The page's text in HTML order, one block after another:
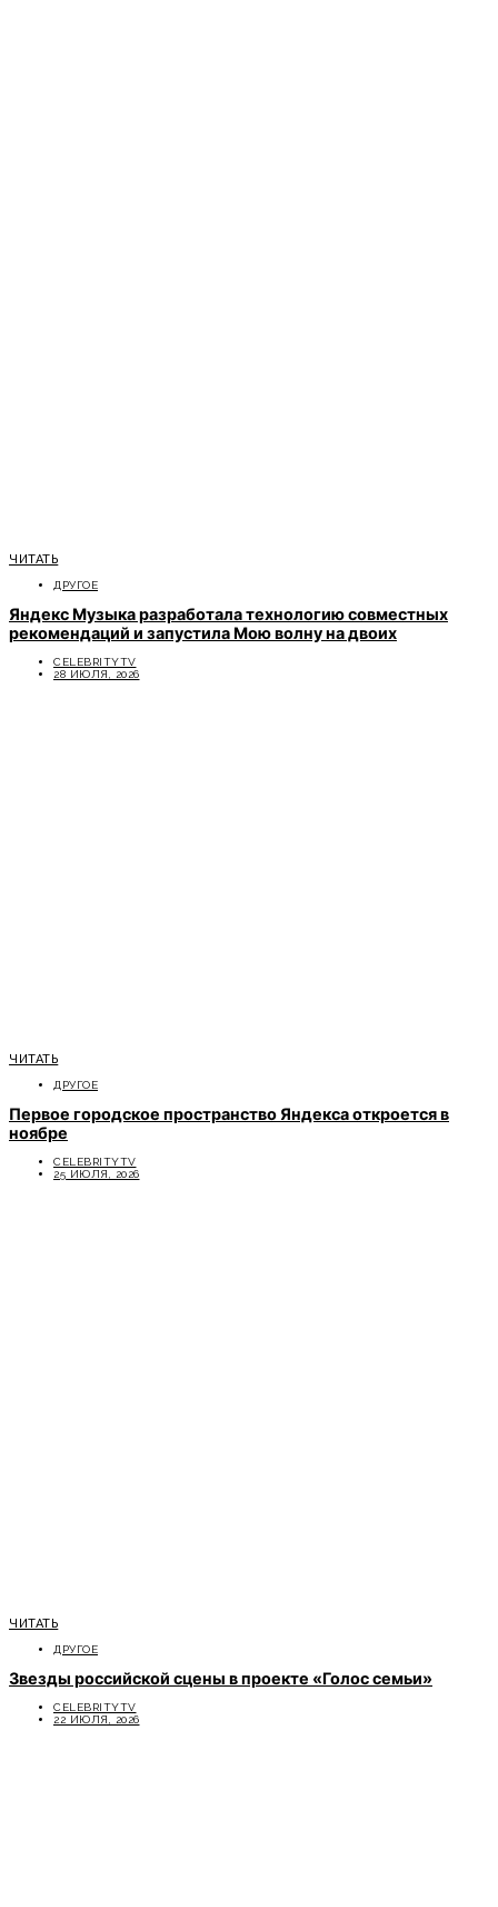
ЧИТАТЬ
ДРУГОЕ
Яндекс Музыка разработала технологию совместных
рекомендаций и запустила Мою волну на двоих
CELEBRITYTV
28 ИЮЛЯ, 2026
ЧИТАТЬ
ДРУГОЕ
Первое городское пространство Яндекса откроется в
ноябре
CELEBRITYTV
25 ИЮЛЯ, 2026
ЧИТАТЬ
ДРУГОЕ
Звезды российской сцены в проекте «Голос семьи»
CELEBRITYTV
22 ИЮЛЯ, 2026